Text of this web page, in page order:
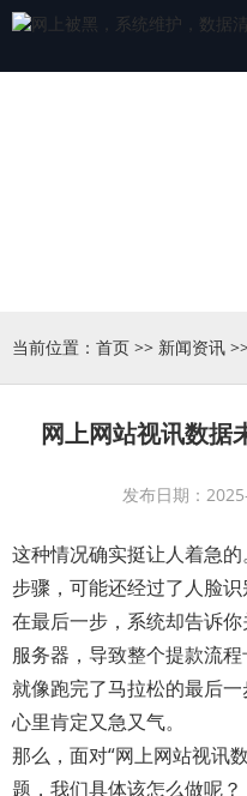
当前位置： 首页 >> 新闻资讯
网上网站视讯数据
发布日期：
这种情况确实挺让人着急
步骤，可能还经过了人脸
在最后一步，系统却告诉
服务器，导致整个提款流
就像跑完了马拉松的最后
心里肯定又急又气。
那么，面对“网上网站视讯
题，我们具体该怎么做呢？